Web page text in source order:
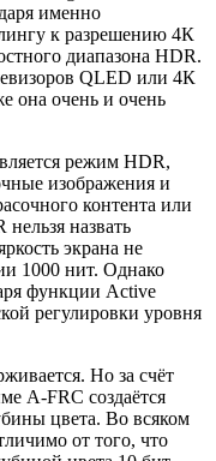
именно
к разрешению 4К
диапазона HDR.
QLED или 4К
она очень и очень
режим HDR,
изображения и
контента или
назвать
экрана не
1000 нит. Однако
функции Active
регулировки уровня
Но за счёт
A-FRC создаётся
цвета. Во всяком
от того, что